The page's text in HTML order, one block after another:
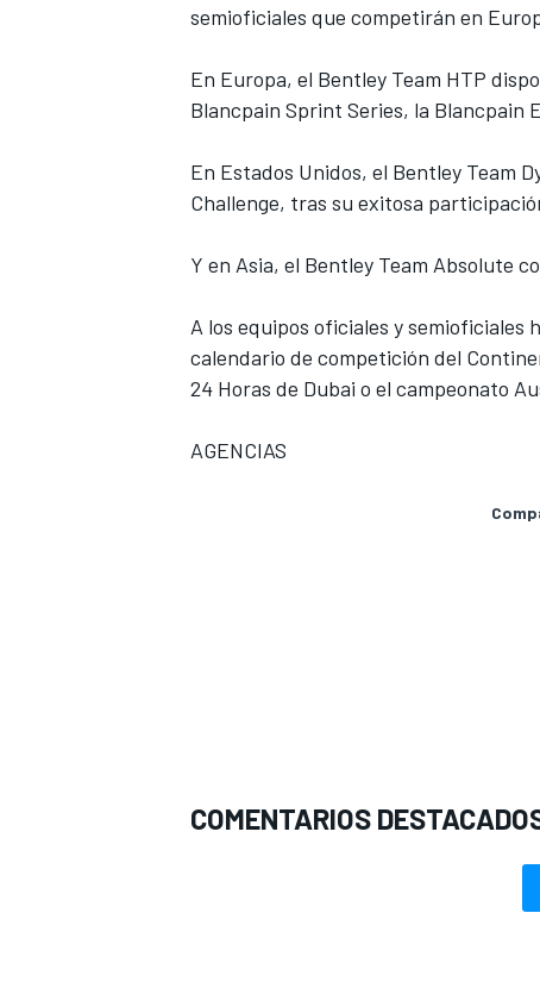
FÓRMULA E
semioficiales que competirán en
En Europa, el Bentley Team HTP
Blancpain Sprint Series, la Blancpain
En Estados Unidos, el Bentley Team
Challenge, tras su exitosa
Y en Asia, el Bentley Team Absolute
A los equipos oficiales y semioficiales
calendario de competición del
24 Horas de Dubai o el campeonato
AGENCIAS
COMENTARIOS